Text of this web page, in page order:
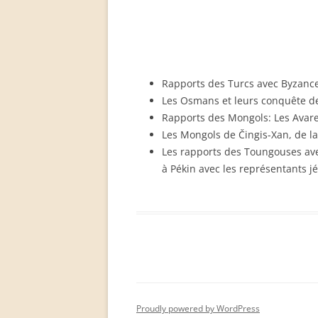
(2007/2019)
64 YEARS OF THE PIAC
IMPRINT
Rapports des Turcs avec
Les Osmans et leurs conquête
Rapports des Mongols: Les
Les Mongols de Čingis-Xan, de
Les rapports des Toungouses
à Pékin avec les représentants
Proudly powered by WordPress